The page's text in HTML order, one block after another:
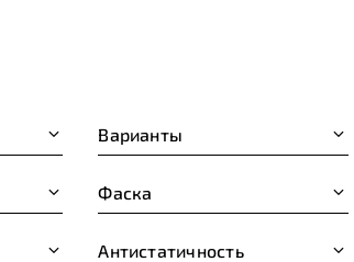
Варианты
Фаска
Антистатичность